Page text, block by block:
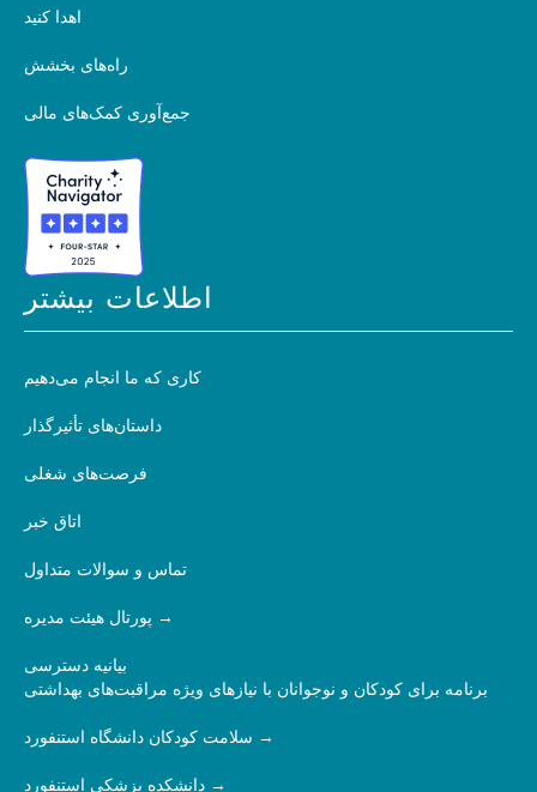
اهدا کنید
راه‌های بخشش
جمع‌آوری کمک‌های مالی
اطلاعات بیشتر
کاری که ما انجام می‌دهیم
داستان‌های تأثیرگذار
فرصت‌های شغلی
اتاق خبر
تماس و سوالات متداول
پورتال هیئت مدیره
بیانیه دسترسی
برنامه برای کودکان و نوجوانان با نیازهای ویژه مراقبت‌های بهداشتی
سلامت کودکان دانشگاه استنفورد
دانشکده پزشکی استنفورد